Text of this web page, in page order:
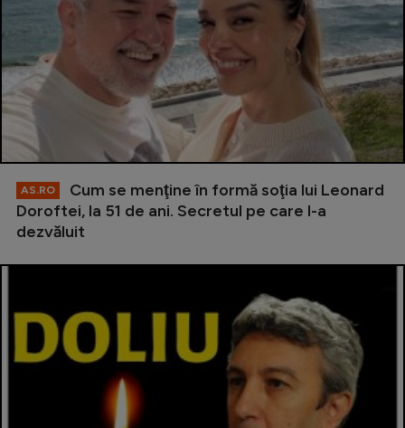
AS.RO
Cum se menţine în formă soţia lui Leonard
Doroftei, la 51 de ani. Secretul pe care l-a
dezvăluit